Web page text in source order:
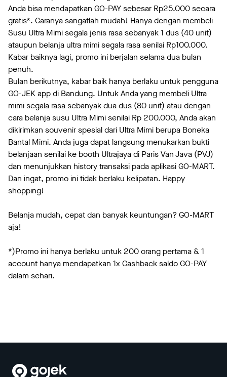
Anda bisa mendapatkan GO-PAY sebesar Rp25.000 secara
gratis*. Caranya sangatlah mudah! Hanya dengan membeli
Susu Ultra Mimi segala jenis rasa sebanyak 1 dus (40 unit)
ataupun belanja ultra mimi segala rasa senilai Rp100.000.
Kabar baiknya lagi, promo ini berjalan selama dua bulan
penuh.
Bulan berikutnya, kabar baik hanya berlaku untuk pengguna
GO-JEK app di Bandung. Untuk Anda yang membeli Ultra
mimi segala rasa sebanyak dua dus (80 unit) atau dengan
cara belanja susu Ultra Mimi senilai Rp 200.000, Anda akan
dikirimkan souvenir spesial dari Ultra Mimi berupa Boneka
Bantal Mimi. Anda juga dapat langsung menukarkan bukti
belanjaan senilai ke booth Ultrajaya di Paris Van Java (PVJ)
dan menunjukkan history transaksi pada aplikasi GO-MART.
Dan ingat, promo ini tidak berlaku kelipatan. Happy
shopping!
Belanja mudah, cepat dan banyak keuntungan? GO-MART
aja!
*)Promo ini hanya berlaku untuk 200 orang pertama & 1
account hanya mendapatkan 1x Cashback saldo GO-PAY
dalam sehari.